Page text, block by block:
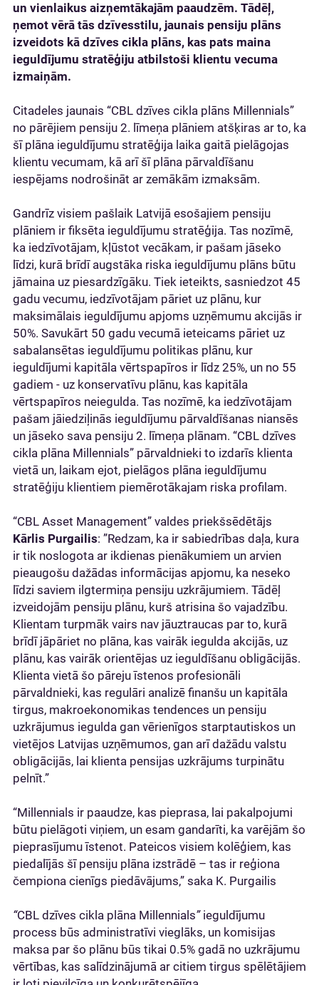
un vienlaikus aizņemtākajām paaudzēm. Tādēļ,
ņemot vērā tās dzīvesstilu, jaunais pensiju plāns
izveidots kā dzīves cikla plāns, kas pats maina
ieguldījumu stratēģiju atbilstoši klientu vecuma
izmaiņām.
Citadeles jaunais “CBL dzīves cikla plāns Millennials”
no pārējiem pensiju 2. līmeņa plāniem atšķiras ar to, ka
šī plāna ieguldījumu stratēģija laika gaitā pielāgojas
klientu vecumam, kā arī šī plāna pārvaldīšanu
iespējams nodrošināt ar zemākām izmaksām.
Gandrīz visiem pašlaik Latvijā esošajiem pensiju
plāniem ir fiksēta ieguldījumu stratēģija. Tas nozīmē,
ka iedzīvotājam, kļūstot vecākam, ir pašam jāseko
līdzi, kurā brīdī augstāka riska ieguldījumu plāns būtu
jāmaina uz piesardzīgāku. Tiek ieteikts, sasniedzot 45
gadu vecumu, iedzīvotājam pāriet uz plānu, kur
maksimālais ieguldījumu apjoms uzņēmumu akcijās ir
50%. Savukārt 50 gadu vecumā ieteicams pāriet uz
sabalansētas ieguldījumu politikas plānu, kur
ieguldījumi kapitāla vērtspapīros ir līdz 25%, un no 55
gadiem - uz konservatīvu plānu, kas kapitāla
vērtspapīros neiegulda. Tas nozīmē, ka iedzīvotājam
pašam jāiedziļinās ieguldījumu pārvaldīšanas niansēs
un jāseko sava pensiju 2. līmeņa plānam. “CBL dzīves
cikla plāna Millennials” pārvaldnieki to izdarīs klienta
vietā un, laikam ejot, pielāgos plāna ieguldījumu
stratēģiju klientiem piemērotākajam riska profilam.
“CBL Asset Management” valdes priekšsēdētājs
Kārlis Purgailis: ”Redzam, ka ir sabiedrības daļa, kura
ir tik noslogota ar ikdienas pienākumiem un arvien
pieaugošu dažādas informācijas apjomu, ka neseko
līdzi saviem ilgtermiņa pensiju uzkrājumiem. Tādēļ
izveidojām pensiju plānu, kurš atrisina šo vajadzību.
Klientam turpmāk vairs nav jāuztraucas par to, kurā
brīdī jāpāriet no plāna, kas vairāk iegulda akcijās, uz
plānu, kas vairāk orientējas uz ieguldīšanu obligācijās.
Klienta vietā šo pāreju īstenos profesionāli
pārvaldnieki, kas regulāri analizē finanšu un kapitāla
tirgus, makroekonomikas tendences un pensiju
uzkrājumus iegulda gan vērienīgos starptautiskos un
vietējos Latvijas uzņēmumos, gan arī dažādu valstu
obligācijās, lai klienta pensijas uzkrājums turpinātu
pelnīt.”
“Millennials ir paaudze, kas pieprasa, lai pakalpojumi
būtu pielāgoti viņiem, un esam gandarīti, ka varējām šo
pieprasījumu īstenot. Pateicos visiem kolēģiem, kas
piedalījās šī pensiju plāna izstrādē – tas ir reģiona
čempiona cienīgs piedāvājums,” saka K. Purgailis
“CBL dzīves cikla plāna Millennials”ieguldījumu
process būs administratīvi vieglāks, un komisijas
maksa par šo plānu būs tikai 0.5% gadā no uzkrājumu
vērtības, kas salīdzinājumā ar citiem tirgus spēlētājiem